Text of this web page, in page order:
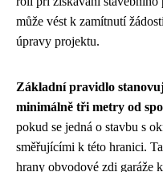
může vést k zamítnutí
úpravy projektu.
Základní pravidlo
minimálně tři metry od
pokud se jedná o stavbu s
směřujícími k této hranici.
hrany obvodové zdi garáže